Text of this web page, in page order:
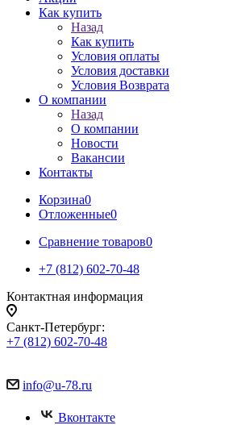
Как купить
Назад
Как купить
Условия оплаты
Условия доставки
Условия Возврата
О компании
Назад
О компании
Новости
Вакансии
Контакты
Корзина0
Отложенные0
Сравнение товаров0
+7 (812) 602-70-48
Контактная информация
Санкт-Петербург:
+7 (812) 602-70-48
info@u-78.ru
Вконтакте